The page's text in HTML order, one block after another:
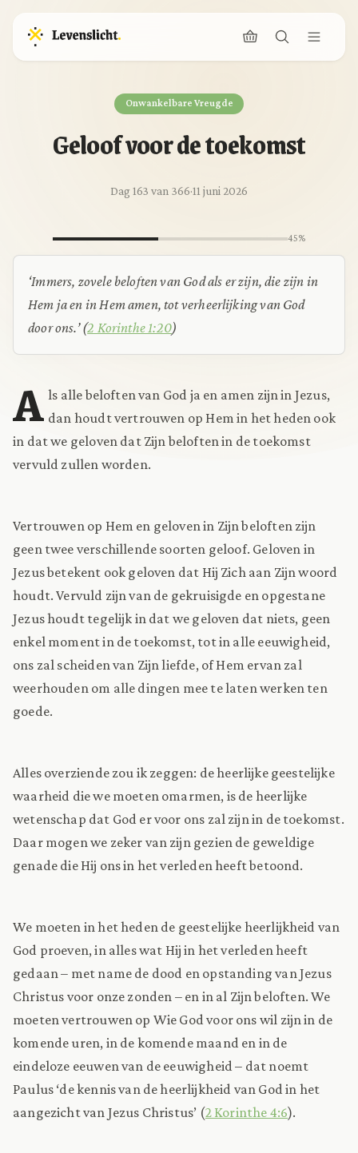
Onwankelbare Vreugde
Geloof voor de toekomst
Dag 163 van 366·11 juni 2026
45%
‘Immers, zovele beloften van God als er zijn, die zijn in
Hem ja en in Hem amen, tot verheerlijking van God
door ons.’ (2 Korinthe 1:20)
A ls alle beloften van God ja en amen zijn in Jezus,
dan houdt vertrouwen op Hem in het heden ook
in dat we geloven dat Zijn beloften in de toekomst
vervuld zullen worden.
Vertrouwen op Hem en geloven in Zijn beloften zijn
geen twee verschillende soorten geloof. Geloven in
Jezus betekent ook geloven dat Hij Zich aan Zijn woord
houdt. Vervuld zijn van de gekruisigde en opgestane
Jezus houdt tegelijk in dat we geloven dat niets, geen
enkel moment in de toekomst, tot in alle eeuwigheid,
ons zal scheiden van Zijn liefde, of Hem ervan zal
weerhouden om alle dingen mee te laten werken ten
goede.
Alles overziende zou ik zeggen: de heerlijke geestelijke
waarheid die we moeten omarmen, is de heerlijke
wetenschap dat God er voor ons zal zijn in de toekomst.
Daar mogen we zeker van zijn gezien de geweldige
genade die Hij ons in het verleden heeft betoond.
We moeten in het heden de geestelijke heerlijkheid van
God proeven, in alles wat Hij in het verleden heeft
gedaan – met name de dood en opstanding van Jezus
Christus voor onze zonden – en in al Zijn beloften. We
moeten vertrouwen op Wie God voor ons wil zijn in de
komende uren, in de komende maand en in de
eindeloze eeuwen van de eeuwigheid – dat noemt
Paulus ‘de kennis van de heerlijkheid van God in het
aangezicht van Jezus Christus’ (2 Korinthe 4:6).